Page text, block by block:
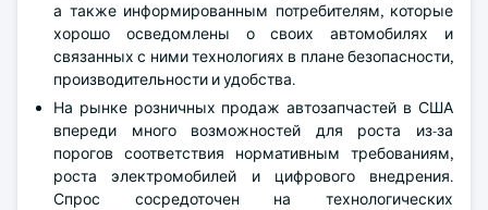
а также информированным потребителям, которые
хорошо осведомлены о своих автомобилях и
связанных с ними технологиях в плане безопасности,
производительности и удобства.
На рынке розничных продаж автозапчастей в США
впереди много возможностей для роста из-за
порогов соответствия нормативным требованиям,
роста электромобилей и цифрового внедрения.
Спрос сосредоточен на технологических